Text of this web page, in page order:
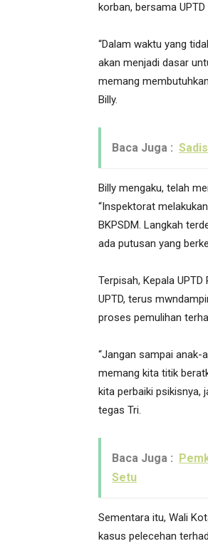
korban, bersama
“Dalam waktu yang
akan menjadi dasar
memang
Billy.
Baca Juga :
Billy mengaku, telah
“Inspektorat
BKPSDM. Langkah
ada putusan yang
Terpisah, Kepala
UPTD, terus
proses pemulihan
“Jangan sampai anak-
memang kita titik
kita perbaiki psikisnya,
tegas Tri.
Baca Juga :
Setu
Sementara itu, Wali
kasus pelecehan